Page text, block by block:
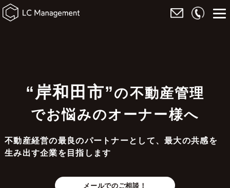
“岸和田市”の不動産管理
でお悩みのオーナー様へ
不動産経営の最良のパートナーとして、最大の共感を
生み出す企業を目指します
メールでのご相談！